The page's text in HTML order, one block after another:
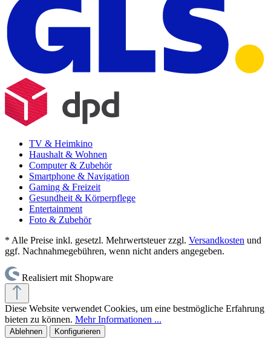
TV & Heimkino
Haushalt & Wohnen
Computer & Zubehör
Smartphone & Navigation
Gaming & Freizeit
Gesundheit & Körperpflege
Entertainment
Foto & Zubehör
* Alle Preise inkl. gesetzl. Mehrwertsteuer zzgl. Versandkosten und
ggf. Nachnahmegebühren, wenn nicht anders angegeben.
Realisiert mit Shopware
Diese Website verwendet Cookies, um eine bestmögliche Erfahrung
bieten zu können. Mehr Informationen ...
Ablehnen Konfigurieren